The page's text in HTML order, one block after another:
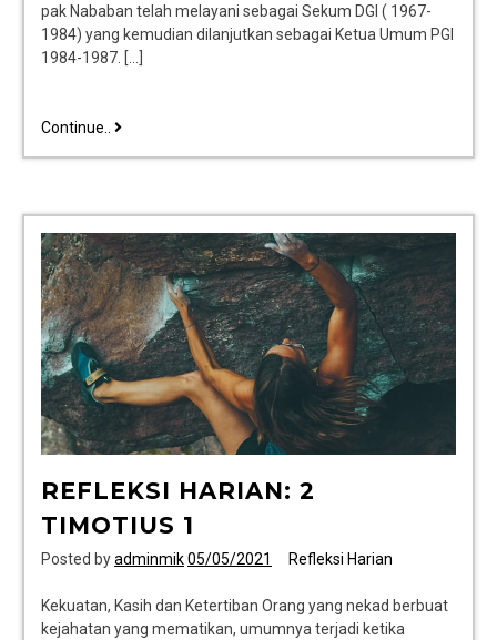
pak Nababan telah melayani sebagai Sekum DGI ( 1967-
1984) yang kemudian dilanjutkan sebagai Ketua Umum PGI
1984-1987. […]
Continue..
REFLEKSI HARIAN: 2
TIMOTIUS 1
Posted byadminmik05/05/2021 Refleksi Harian
Kekuatan, Kasih dan Ketertiban Orang yang nekad berbuat
kejahatan yang mematikan, umumnya terjadi ketika